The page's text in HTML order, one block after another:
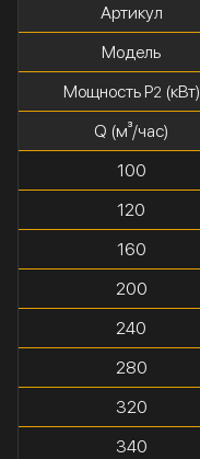
Артикул
Модель
Мощность P2 (кВт)
Q (м³/час)
100
120
160
200
240
280
320
340